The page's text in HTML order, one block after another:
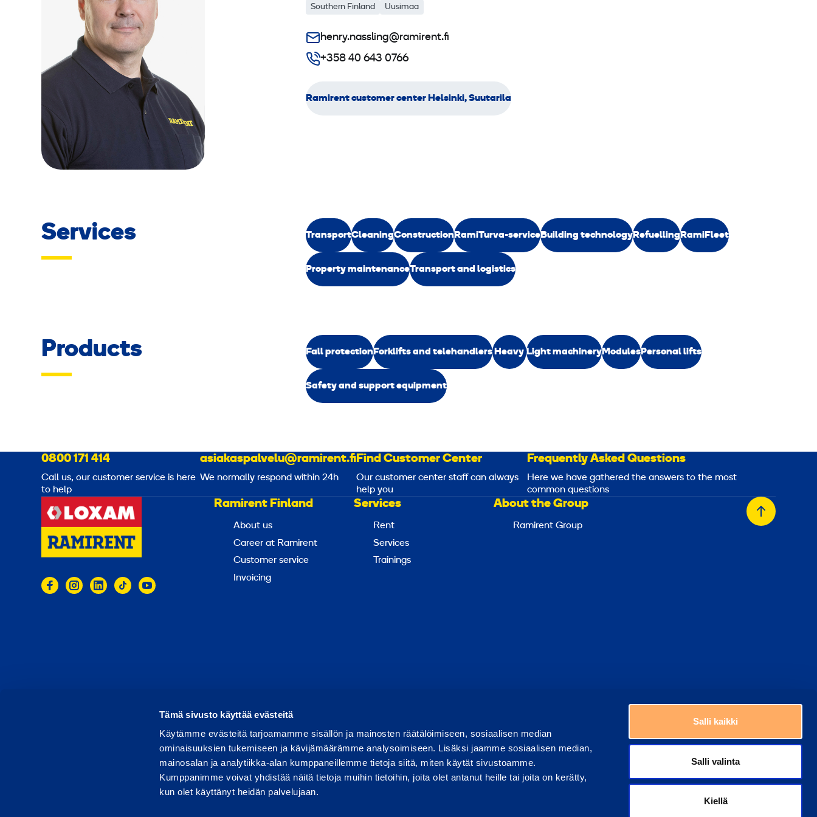
Tämä sivusto käyttää evästeitä
Käytämme evästeitä tarjoamamme sisällön ja mainosten räätälöimiseen, sosiaalisen median
ominaisuuksien tukemiseen ja kävijämäärämme analysoimiseen. Lisäksi jaamme sosiaalisen median,
mainosalan ja analytiikka-alan kumppaneillemme tietoja siitä, miten käytät sivustoamme.
Kumppanimme voivat yhdistää näitä tietoja muihin tietoihin, joita olet antanut heille tai joita on kerätty,
kun olet käyttänyt heidän palvelujaan.
Salli kaikki
Salli valinta
Kiellä
Southern Finland Uusimaa
henry.nassling@ramirent.fi
+358 40 643 0766
Ramirent customer center Helsinki, Suutarila
Services TransportCleaningConstructionRamiTurva-serviceBuilding technologyRefuellingRamiFleet
Property maintenanceTransport and logistics
Products Fall protectionForklifts and telehandlers Heavy Light machineryModulesPersonal lifts
Safety and support equipment
0800 171 414
Call us, our customer service is here
to help
asiakaspalvelu@ramirent.fi
We normally respond within 24h
Find Customer Center
Our customer center staff can always
help you
Frequently Asked Questions
Here we have gathered the answers to the most
common questions
Ramirent Finland
About us
Career at Ramirent
Customer service
Invoicing
Services
Rent
Services
Trainings
About the Group
Ramirent Group
Back
Terms of use Privacy notice Report abuse